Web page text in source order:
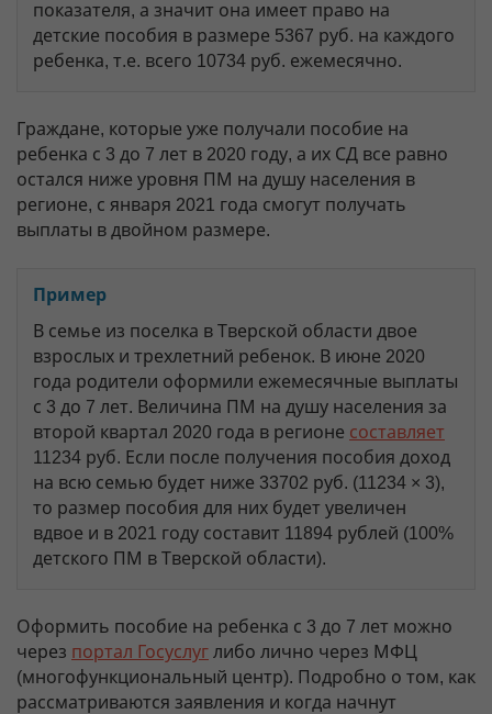
показателя, а значит она имеет право на
детские пособия в размере 5367 руб. на каждого
ребенка, т.е. всего 10734 руб. ежемесячно.
Граждане, которые уже получали пособие на
ребенка с 3 до 7 лет в 2020 году, а их СД все равно
остался ниже уровня ПМ на душу населения в
регионе, с января 2021 года смогут получать
выплаты в двойном размере.
Пример
В семье из поселка в Тверской области двое
взрослых и трехлетний ребенок. В июне 2020
года родители оформили ежемесячные выплаты
с 3 до 7 лет. Величина ПМ на душу населения за
второй квартал 2020 года в регионе составляет
11234 руб. Если после получения пособия доход
на всю семью будет ниже 33702 руб. (11234 × 3),
то размер пособия для них будет увеличен
вдвое и в 2021 году составит 11894 рублей (100%
детского ПМ в Тверской области).
Оформить пособие на ребенка с 3 до 7 лет можно
через портал Госуслуг либо лично через МФЦ
(многофункциональный центр). Подробно о том, как
рассматриваются заявления и когда начнут